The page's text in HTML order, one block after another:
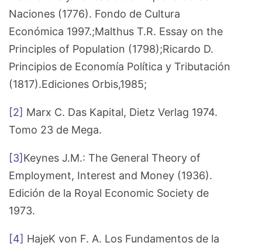
Naciones (1776). Fondo de Cultura
Económica 1997.;Malthus T.R. Essay on the
Principles of Population (1798);Ricardo D.
Principios de Economía Política y Tributación
(1817).Ediciones Orbis,1985;
[2] Marx C. Das Kapital, Dietz Verlag 1974.
Tomo 23 de Mega.
[3] Keynes J.M.: The General Theory of
Employment, Interest and Money (1936).
Edición de la Royal Economic Society de
1973.
[4] HajeK von F. A. Los Fundamentos de la